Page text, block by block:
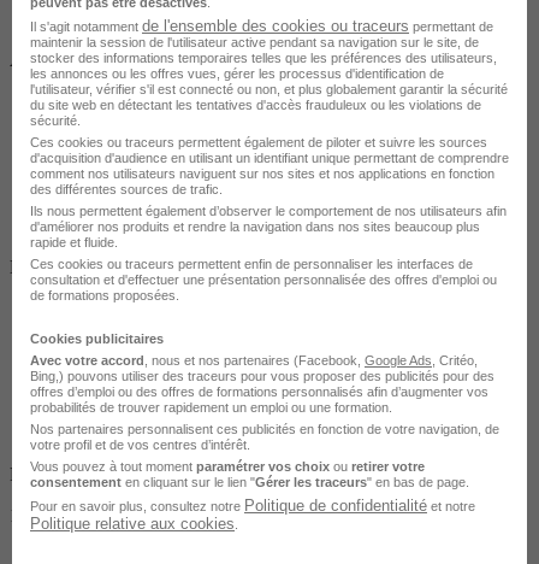
À DISTANCE
Demandeur d'emploi / Entreprise
Finançable CPF
1860 €
Il s'agit notamment de l'ensemble des cookies ou traceurs permettant de
maintenir la session de l'utilisateur active pendant sa navigation sur le site, de
stocker des informations temporaires telles que les préférences des utilisateurs,
les annonces ou les offres vues, gérer les processus d'identification de
l'utilisateur, vérifier s'il est connecté ou non, et plus globalement garantir la sécurité
du site web en détectant les tentatives d'accès frauduleux ou les violations de
sécurité.
Ces cookies ou traceurs permettent également de piloter et suivre les sources
d'acquisition d'audience en utilisant un identifiant unique permettant de comprendre
comment nos utilisateurs naviguent sur nos sites et nos applications en fonction
des différentes sources de trafic.
Ils nous permettent également d’observer le comportement de nos utilisateurs afin
d'améliorer nos produits et rendre la navigation dans nos sites beaucoup plus
rapide et fluide.
Ces cookies ou traceurs permettent enfin de personnaliser les interfaces de
consultation et d'effectuer une présentation personnalisée des offres d'emploi ou
de formations proposées.
Cookies publicitaires
Avec votre accord , nous et nos partenaires (Facebook, Google Ads , Critéo,
Bing,) pouvons utiliser des traceurs pour vous proposer des publicités pour des
offres d’emploi ou des offres de formations personnalisés afin d’augmenter vos
probabilités de trouver rapidement un emploi ou une formation.
Nos partenaires personnalisent ces publicités en fonction de votre navigation, de
votre profil et de vos centres d’intérêt.
Vous pouvez à tout moment paramétrer vos choix ou retirer votre
consentement en cliquant sur le lien "Gérer les traceurs" en bas de page.
Pour en savoir plus, consultez notre Politique de confidentialité et notre
Politique relative aux cookies